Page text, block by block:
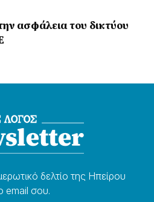
ασφάλεια του δικτύου
δελτίο της Ηπείρου
email σου.